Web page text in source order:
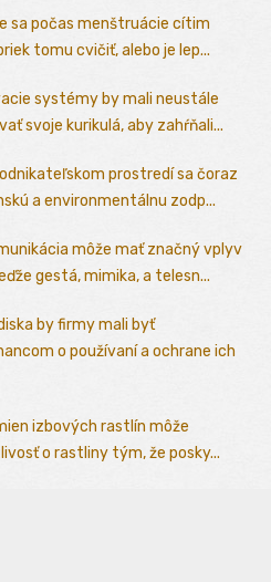
sa počas menštruácie cítim
tomu cvičiť, alebo je lep...
systémy by mali neustále
svoje kurikulá, aby zahŕňali...
prostredí sa čoraz
a environmentálnu zodp...
môže mať značný vplyv
gestá, mimika, a telesn...
by firmy mali byť
o používaní a ochrane ich
izbových rastlín môže
o rastliny tým, že posky...